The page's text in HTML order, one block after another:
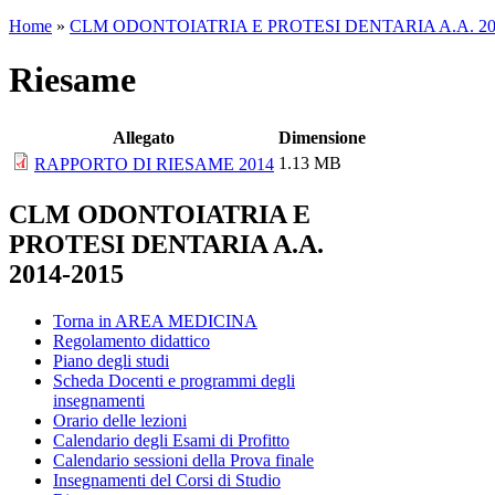
Home » CLM ODONTOIATRIA E PROTESI DENTARIA A.A.
Riesame
Allegato
Dimensione
RAPPORTO DI RIESAME 2014 1.13 MB
CLM ODONTOIATRIA E
PROTESI DENTARIA A.A.
2014-2015
Torna in AREA MEDICINA
Regolamento didattico
Piano degli studi
Scheda Docenti e programmi degli
insegnamenti
Orario delle lezioni
Calendario degli Esami di Profitto
Calendario sessioni della Prova finale
Insegnamenti del Corsi di Studio